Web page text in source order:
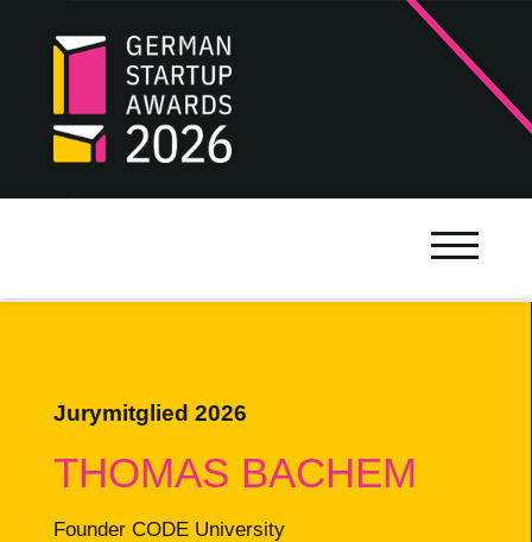
Jurymitglied 2026
THOMAS BACHEM
Founder CODE University